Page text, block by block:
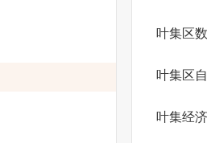
叶集区
叶集区
叶集经